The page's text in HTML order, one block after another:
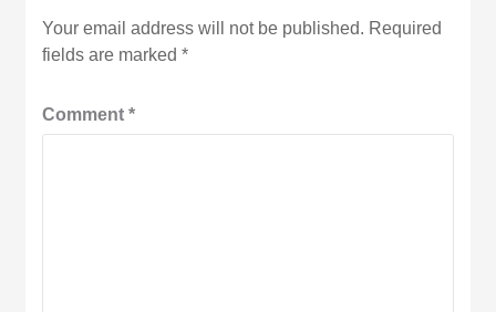
Your email address will not be published. Required
fields are marked*
Comment*